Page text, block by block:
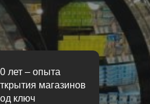
лет – опыта
магазинов
ключ